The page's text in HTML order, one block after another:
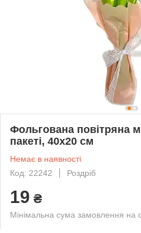
Фольгована повітряна
пакеті, 40х20 см
Немає в наявності
Код: 22242
Роздріб
19 ₴
Мінімальна сума замовлення на